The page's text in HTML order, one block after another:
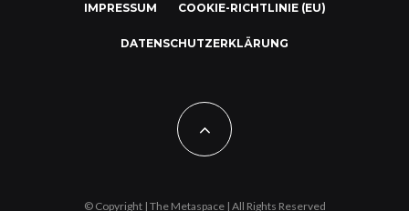
IMPRESSUM COOKIE-RICHTLINIE (EU)
DATENSCHUTZERKLÄRUNG
© Copyright | The Metaspace | All Rights Reserved